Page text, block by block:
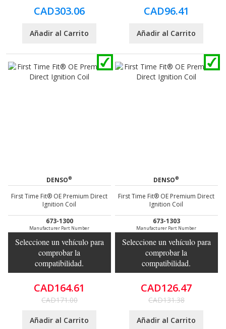
CAD303.06
Añadir al Carrito
CAD96.41
Añadir al Carrito
DENSO®
First Time Fit® OE Premium Direct
Ignition Coil
673-1300
Manufacturer Part Number
Seleccione un vehículo para
comprobar la
compatibilidad.
CAD164.61
CAD171.00
Añadir al Carrito
DENSO®
First Time Fit® OE Premium Direct
Ignition Coil
673-1303
Manufacturer Part Number
Seleccione un vehículo para
comprobar la
compatibilidad.
CAD126.47
CAD131.38
Añadir al Carrito